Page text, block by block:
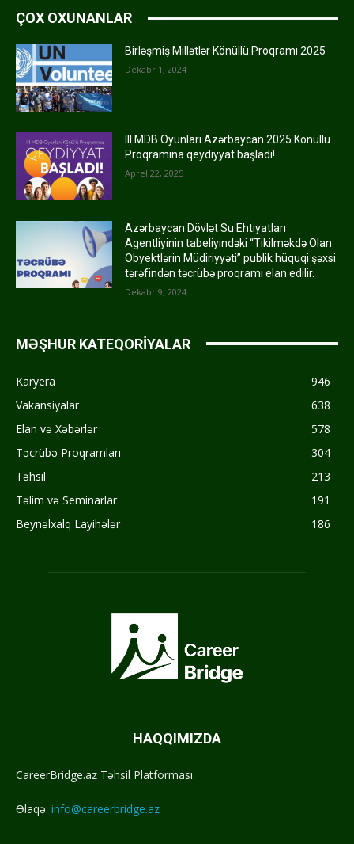
ÇOX OXUNANLAR
Birləşmiş Millətlər Könüllü Proqramı 2025
Dekabr 1, 2024
III MDB Oyunları Azərbaycan 2025 Könüllü
Proqramına qeydiyyat başladı!
Aprel 22, 2025
Azərbaycan Dövlət Su Ehtiyatları
Agentliyinin tabeliyindəki “Tikilməkdə Olan
Obyektlərin Müdiriyyəti” publik hüquqi şəxsi
tərəfindən təcrübə proqramı elan edilir.
Dekabr 9, 2024
MƏŞHUR KATEQORİYALAR
Karyera
946
Vakansiyalar
638
Elan və Xəbərlər
578
Təcrübə Proqramları
304
Təhsil
213
Təlim və Seminarlar
191
Beynəlxalq Layihələr
186
HAQQIMIZDA
CareerBridge.az Təhsil Platforması.
Əlaqə: info@careerbridge.az